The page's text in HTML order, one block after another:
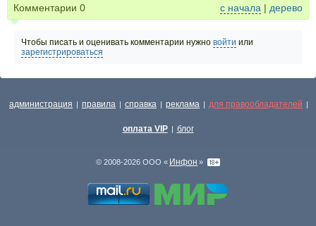
Комментарии 0 с начала | дерево
Чтобы писать и оценивать комментарии нужно войти или
зарегистрироваться
администрация | правила | справка | реклама | для правообладателей |
оплата VIP | блог
© 2008-2026 ООО « Инфон »